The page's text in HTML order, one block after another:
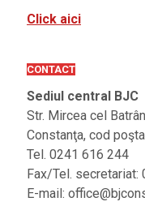
Click aici
CONTACT
Sediul central BJC
Str. Mircea cel
Constanţa, cod
Tel. 0241 616 244
Fax/Tel. secretariat:
E-mail: